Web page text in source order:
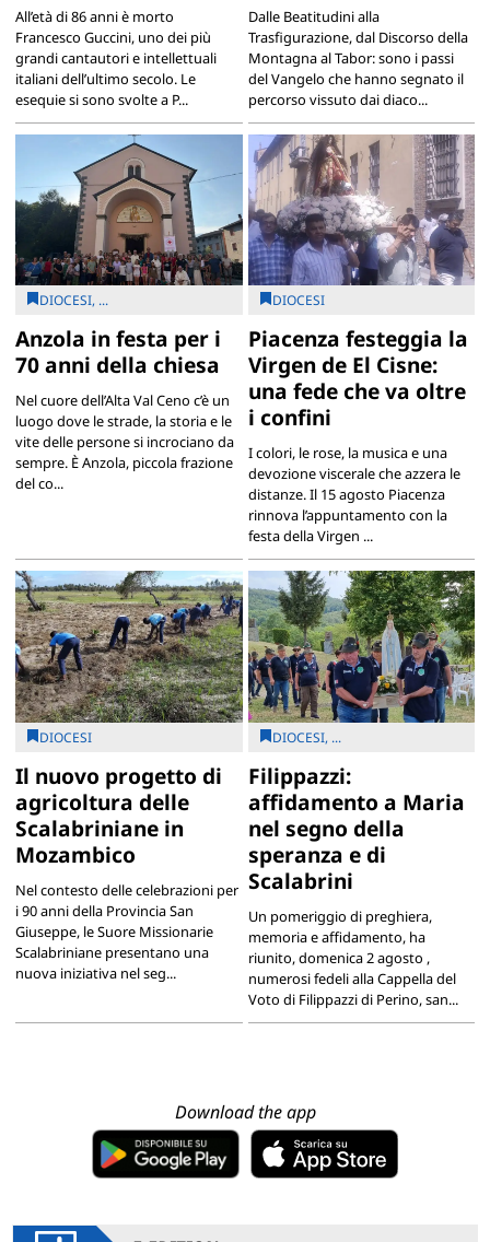
All’età di 86 anni è morto
Francesco Guccini, uno dei più
grandi cantautori e intellettuali
italiani dell’ultimo secolo. Le
esequie si sono svolte a P...
Dalle Beatitudini alla
Trasfigurazione, dal Discorso della
Montagna al Tabor: sono i passi
del Vangelo che hanno segnato il
percorso vissuto dai diaco...
DIOCESI, ...
Anzola in festa per i
70 anni della chiesa
Nel cuore dell’Alta Val Ceno c’è un
luogo dove le strade, la storia e le
vite delle persone si incrociano da
sempre. È Anzola, piccola frazione
del co...
DIOCESI
Piacenza festeggia la
Virgen de El Cisne:
una fede che va oltre
i confini
I colori, le rose, la musica e una
devozione viscerale che azzera le
distanze. Il 15 agosto Piacenza
rinnova l’appuntamento con la
festa della Virgen ...
DIOCESI
Il nuovo progetto di
agricoltura delle
Scalabriniane in
Mozambico
Nel contesto delle celebrazioni per
i 90 anni della Provincia San
Giuseppe, le Suore Missionarie
Scalabriniane presentano una
nuova iniziativa nel seg...
DIOCESI, ...
Filippazzi:
affidamento a Maria
nel segno della
speranza e di
Scalabrini
Un pomeriggio di preghiera,
memoria e affidamento, ha
riunito, domenica 2 agosto ,
numerosi fedeli alla Cappella del
Voto di Filippazzi di Perino, san...
Download the app